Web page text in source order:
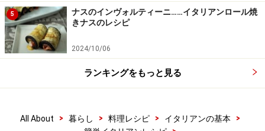
5
ナスのインヴォルティーニ……イタリアンロール焼
きナスのレシピ
2024/10/06
ランキングをもっと見る
All About > 暮らし > 料理レシピ > イタリアンの基本
>